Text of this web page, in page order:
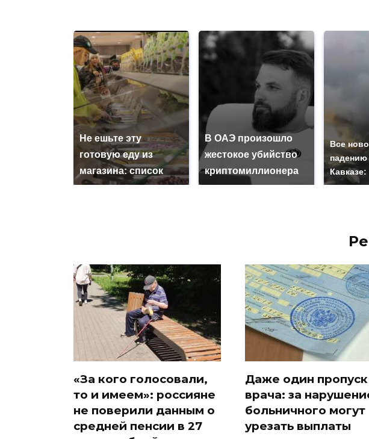
Не ешьте эту
готовую еду из
магазина: список
В ОАЭ произошло
жестокое убийство
криптомиллионера
Все
падению
Кавказе:
«За кого голосовали,
то и имеем»: россияне
не поверили данным о
средней пенсии в 27
Даже один пропуск
врача: за
больничного могут
урезать выплаты